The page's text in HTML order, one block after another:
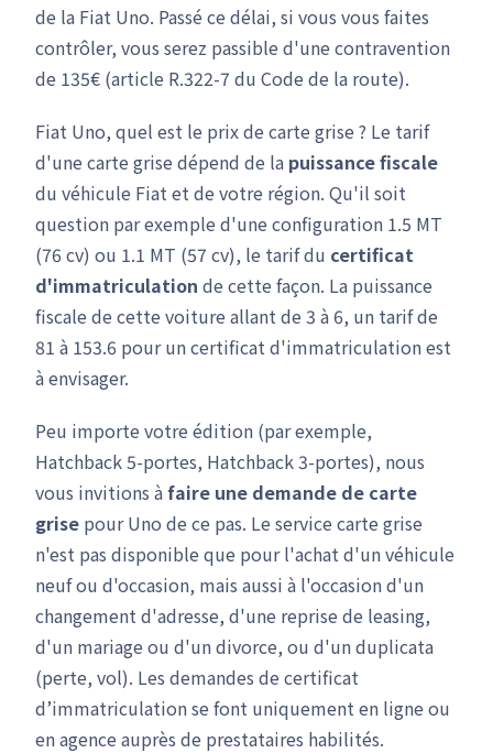
de la Fiat Uno. Passé ce délai, si vous vous faites
contrôler, vous serez passible d'une contravention
de 135€ (article R.322-7 du Code de la route).
Fiat Uno, quel est le prix de carte grise ? Le tarif
d'une carte grise dépend de la puissance fiscale
du véhicule Fiat et de votre région. Qu'il soit
question par exemple d'une configuration 1.5 MT
(76 cv) ou 1.1 MT (57 cv), le tarif du certificat
d'immatriculation de cette façon. La puissance
fiscale de cette voiture allant de 3 à 6, un tarif de
81 à 153.6 pour un certificat d'immatriculation est
à envisager.
Peu importe votre édition (par exemple,
Hatchback 5-portes, Hatchback 3-portes), nous
vous invitions àfaire une demande de carte
grise pour Uno de ce pas. Le service carte grise
n'est pas disponible que pour l'achat d'un véhicule
neuf ou d'occasion, mais aussi à l'occasion d'un
changement d'adresse, d'une reprise de leasing,
d'un mariage ou d'un divorce, ou d'un duplicata
(perte, vol). Les demandes de certificat
d’immatriculation se font uniquement en ligne ou
en agence auprès de prestataires habilités.